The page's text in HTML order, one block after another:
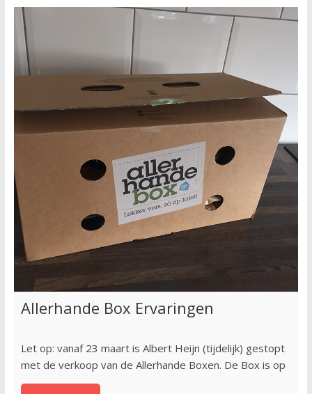
Allerhande Box Ervaringen
Let op: vanaf 23 maart is Albert Heijn (tijdelijk) gestopt
met de verkoop van de Allerhande Boxen. De Box is op